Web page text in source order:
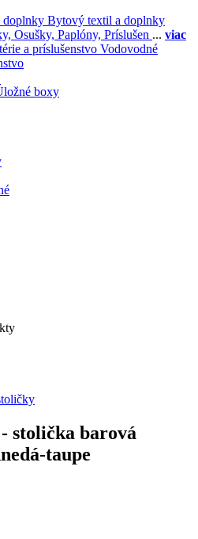
Bytový textil a doplnky
Osušky, Paplóny, Príslušen ... viac
Vodovodné
boxy
- stolička barová
taupe